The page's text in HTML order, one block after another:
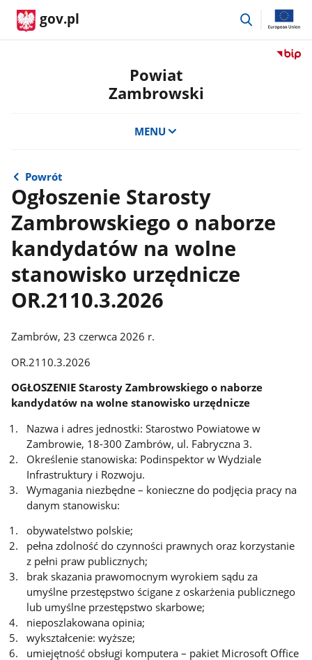
gov.pl
przejdź
Przejdź
Powiat
Zambrowski
MENU
Powrót
Ogłoszenie Starosty
Zambrowskiego o naborze
kandydatów na wolne
stanowisko urzędnicze
OR.2110.3.2026
Zambrów, 23 czerwca 2026 r.
OR.2110.3.2026
OGŁOSZENIE Starosty Zambrowskiego o naborze
kandydatów na wolne stanowisko urzędnicze
Nazwa i adres jednostki: Starostwo Powiatowe w
Zambrowie, 18-300 Zambrów, ul. Fabryczna 3.
Określenie stanowiska: Podinspektor w Wydziale
Infrastruktury i Rozwoju.
Wymagania niezbędne – konieczne do podjęcia pracy na
danym stanowisku:
obywatelstwo polskie;
pełna zdolność do czynności prawnych oraz korzystanie
z pełni praw publicznych;
brak skazania prawomocnym wyrokiem sądu za
umyślne przestępstwo ścigane z oskarżenia publicznego
lub umyślne przestępstwo skarbowe;
nieposzlakowana opinia;
wykształcenie: wyższe;
umiejętność obsługi komputera – pakiet Microsoft Office